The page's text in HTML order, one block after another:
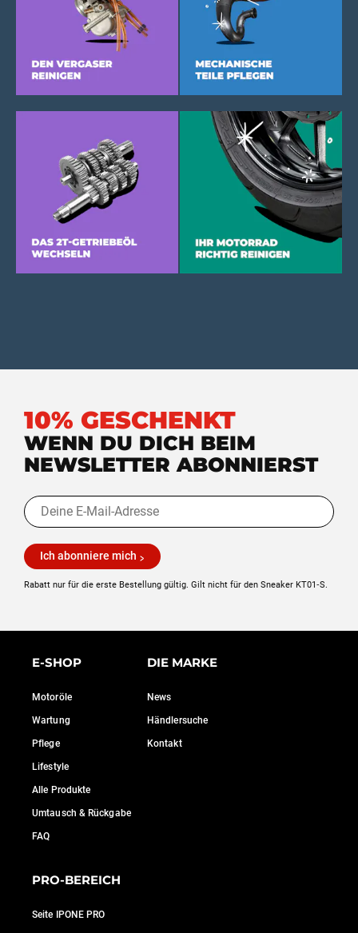
10% GESCHENKT
WENN DU DICH BEIM
NEWSLETTER ABONNIERST
Ich abonniere mich
Rabatt nur für die erste Bestellung gültig. Gilt nicht für den Sneaker KT01‑S.
E-SHOP
Motoröle
Wartung
Pflege
Lifestyle
Alle Produkte
Umtausch & Rückgabe
FAQ
DIE MARKE
News
Händlersuche
Kontakt
PRO-BEREICH
Seite IPONE PRO